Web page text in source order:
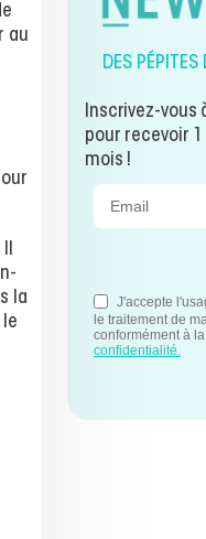
au
Il
la
DES PÉPITES
Inscrivez-vous
pour recevoir
mois !